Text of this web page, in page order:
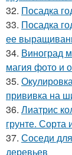
32. Посадка
33. Посадка
ее
34. Виноград
магия фото и
35.
прививка на
36. Лиатрис
грунте. Сорта
37. Соседи
деревьев